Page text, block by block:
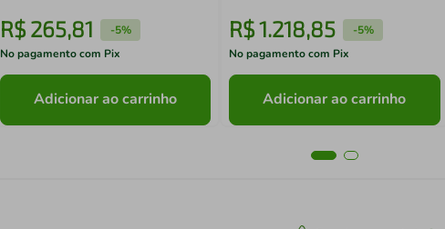
R$ 265,81 -5%
No pagamento com Pix
Adicionar ao carrinho
R$1.218,85 -5%
No pagamento com Pix
Adicionar ao carrinho